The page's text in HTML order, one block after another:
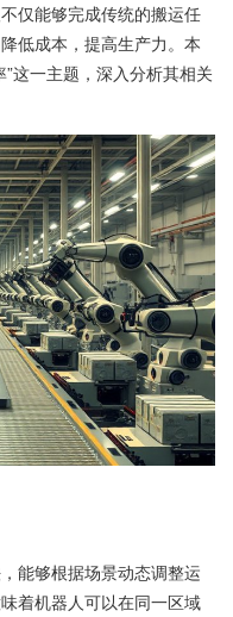
仅能够完成传统的搬运任
低成本，提高生产力。本
这一主题，深入分析其相关
能够根据场景动态调整运
着机器人可以在同一区域